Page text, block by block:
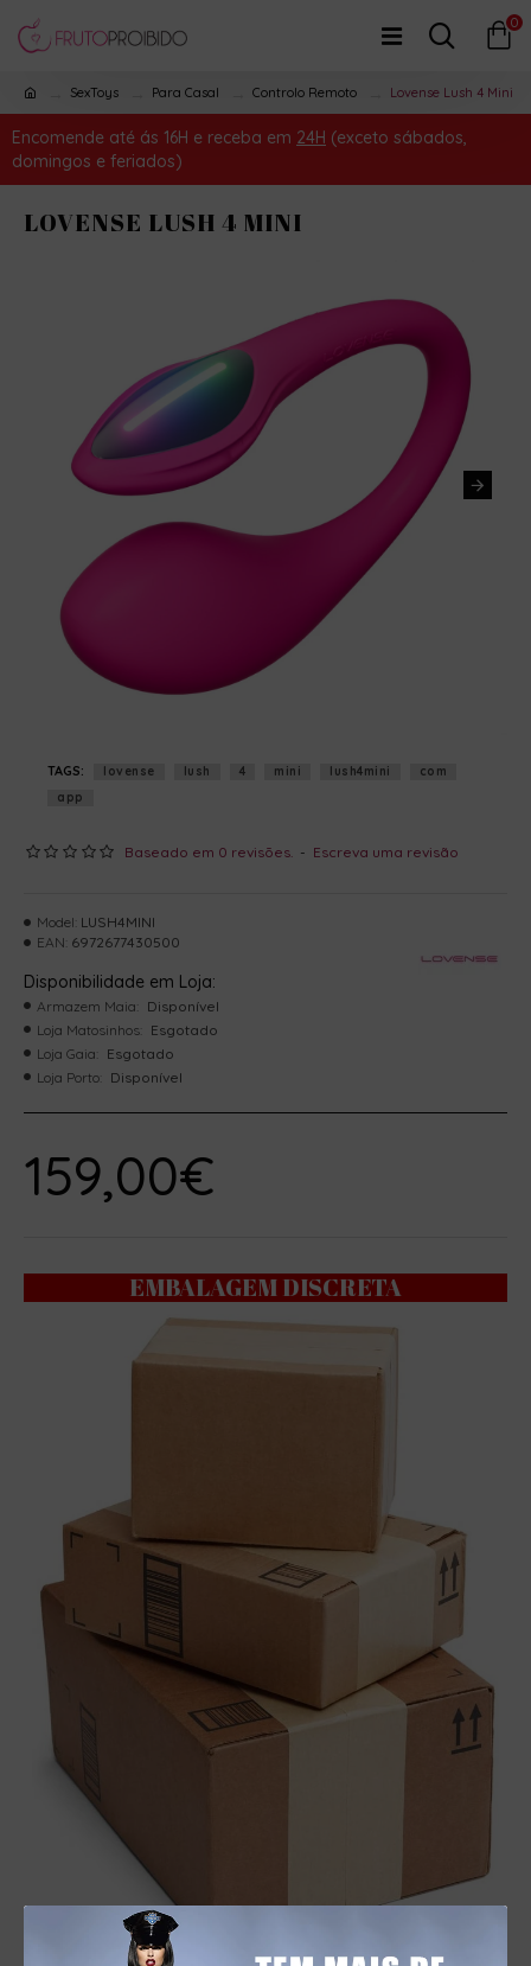
0
SexToys Para Casal Controlo Remoto Lovense Lush 4 Mini
Encomende até ás 16H e receba em 24H (exceto sábados,
domingos e feriados)
LOVENSE LUSH 4 MINI
TAGS: lovense lush 4 mini lush4mini
com
app
Baseado em 0 revisões. - Escreva uma revisão
159,00€
Model: LUSH4MINI
EAN: 6972677430500
Disponibilidade em Loja:
Armazem Maia:
Disponível
Loja Matosinhos:
Esgotado
Loja Gaia:
Esgotado
Loja Porto:
Disponível
EMBALAGEM DISCRETA